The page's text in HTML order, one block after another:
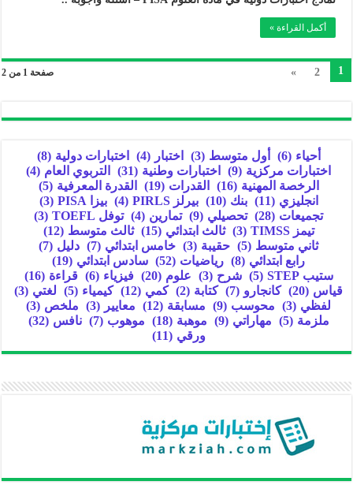
أكمل القراءة »
صفحة 1 من 2 1
2
»
أحياء (6) أول متوسط (3) اختبار (4) اختبارات دولية (8)
اختبارات مركزية (9) اختبارات وطنية (31) التربوي العام (4)
الرخصة المهنية (16) القدرات (19) القدرة المعرفية (5)
انجليزي (11) بنك (10) بيرلز PIRLS (4) بيزا PISA
(3)
تجميعات (28) تحصيلي (9) تمارين (4) توفل TOEFL
(3)
تيمز TIMSS
(3) ثالث ابتدائي (15) ثالث متوسط (12)
ثاني متوسط (5) حقيبة (3) خامس ابتدائي (7) دليل (7)
رابع ابتدائي (8) رياضيات (52) سادس ابتدائي (19)
ستيب STEP
(5) شرح (3) علوم (20) فيزياء (6) قراءة (16)
قياس (20) كانجارو (7) كتابة (2) كمي (12) كيمياء (5) لغتي (3)
لفظي (3) محوسب (9) مسابقة (12) معايير (3) ملخص (3)
ملزمة (5) مهاراتي (9) موهبة (18) موهوب (7) نافس (32)
ورقي (11)